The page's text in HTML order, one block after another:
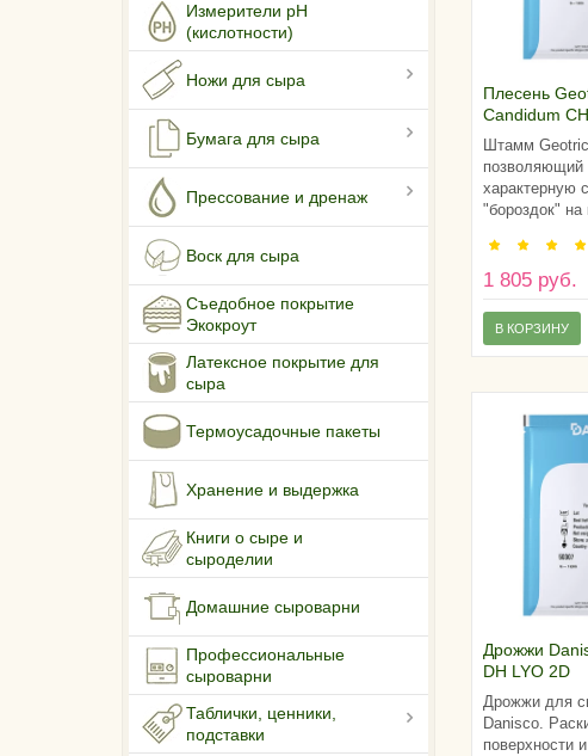
Измерители pH
(кислотности)
Ножи для сыра
Бумага для сыра
Прессование и дренаж
Воск для сыра
Съедобное покрытие
Экокроут
Латексное покрытие для
сыра
Термоусадочные пакеты
Хранение и выдержка
Книги о сыре и
сыроделии
Домашние сыроварни
Профессиональные
сыроварни
Таблички, ценники,
подставки
Плесень
Candidum
17 LYO (2 D)
Штамм
позволяющий
характерную
"бороздок" на
1 805 руб.
В КОРЗИНУ
Дрожжи
DH LYO 2D
Дрожжи для
Danisco.
поверхности